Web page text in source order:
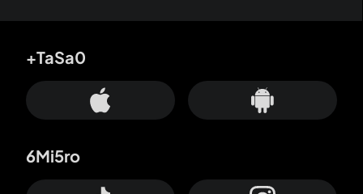
+TaSa0
6Mi5ro